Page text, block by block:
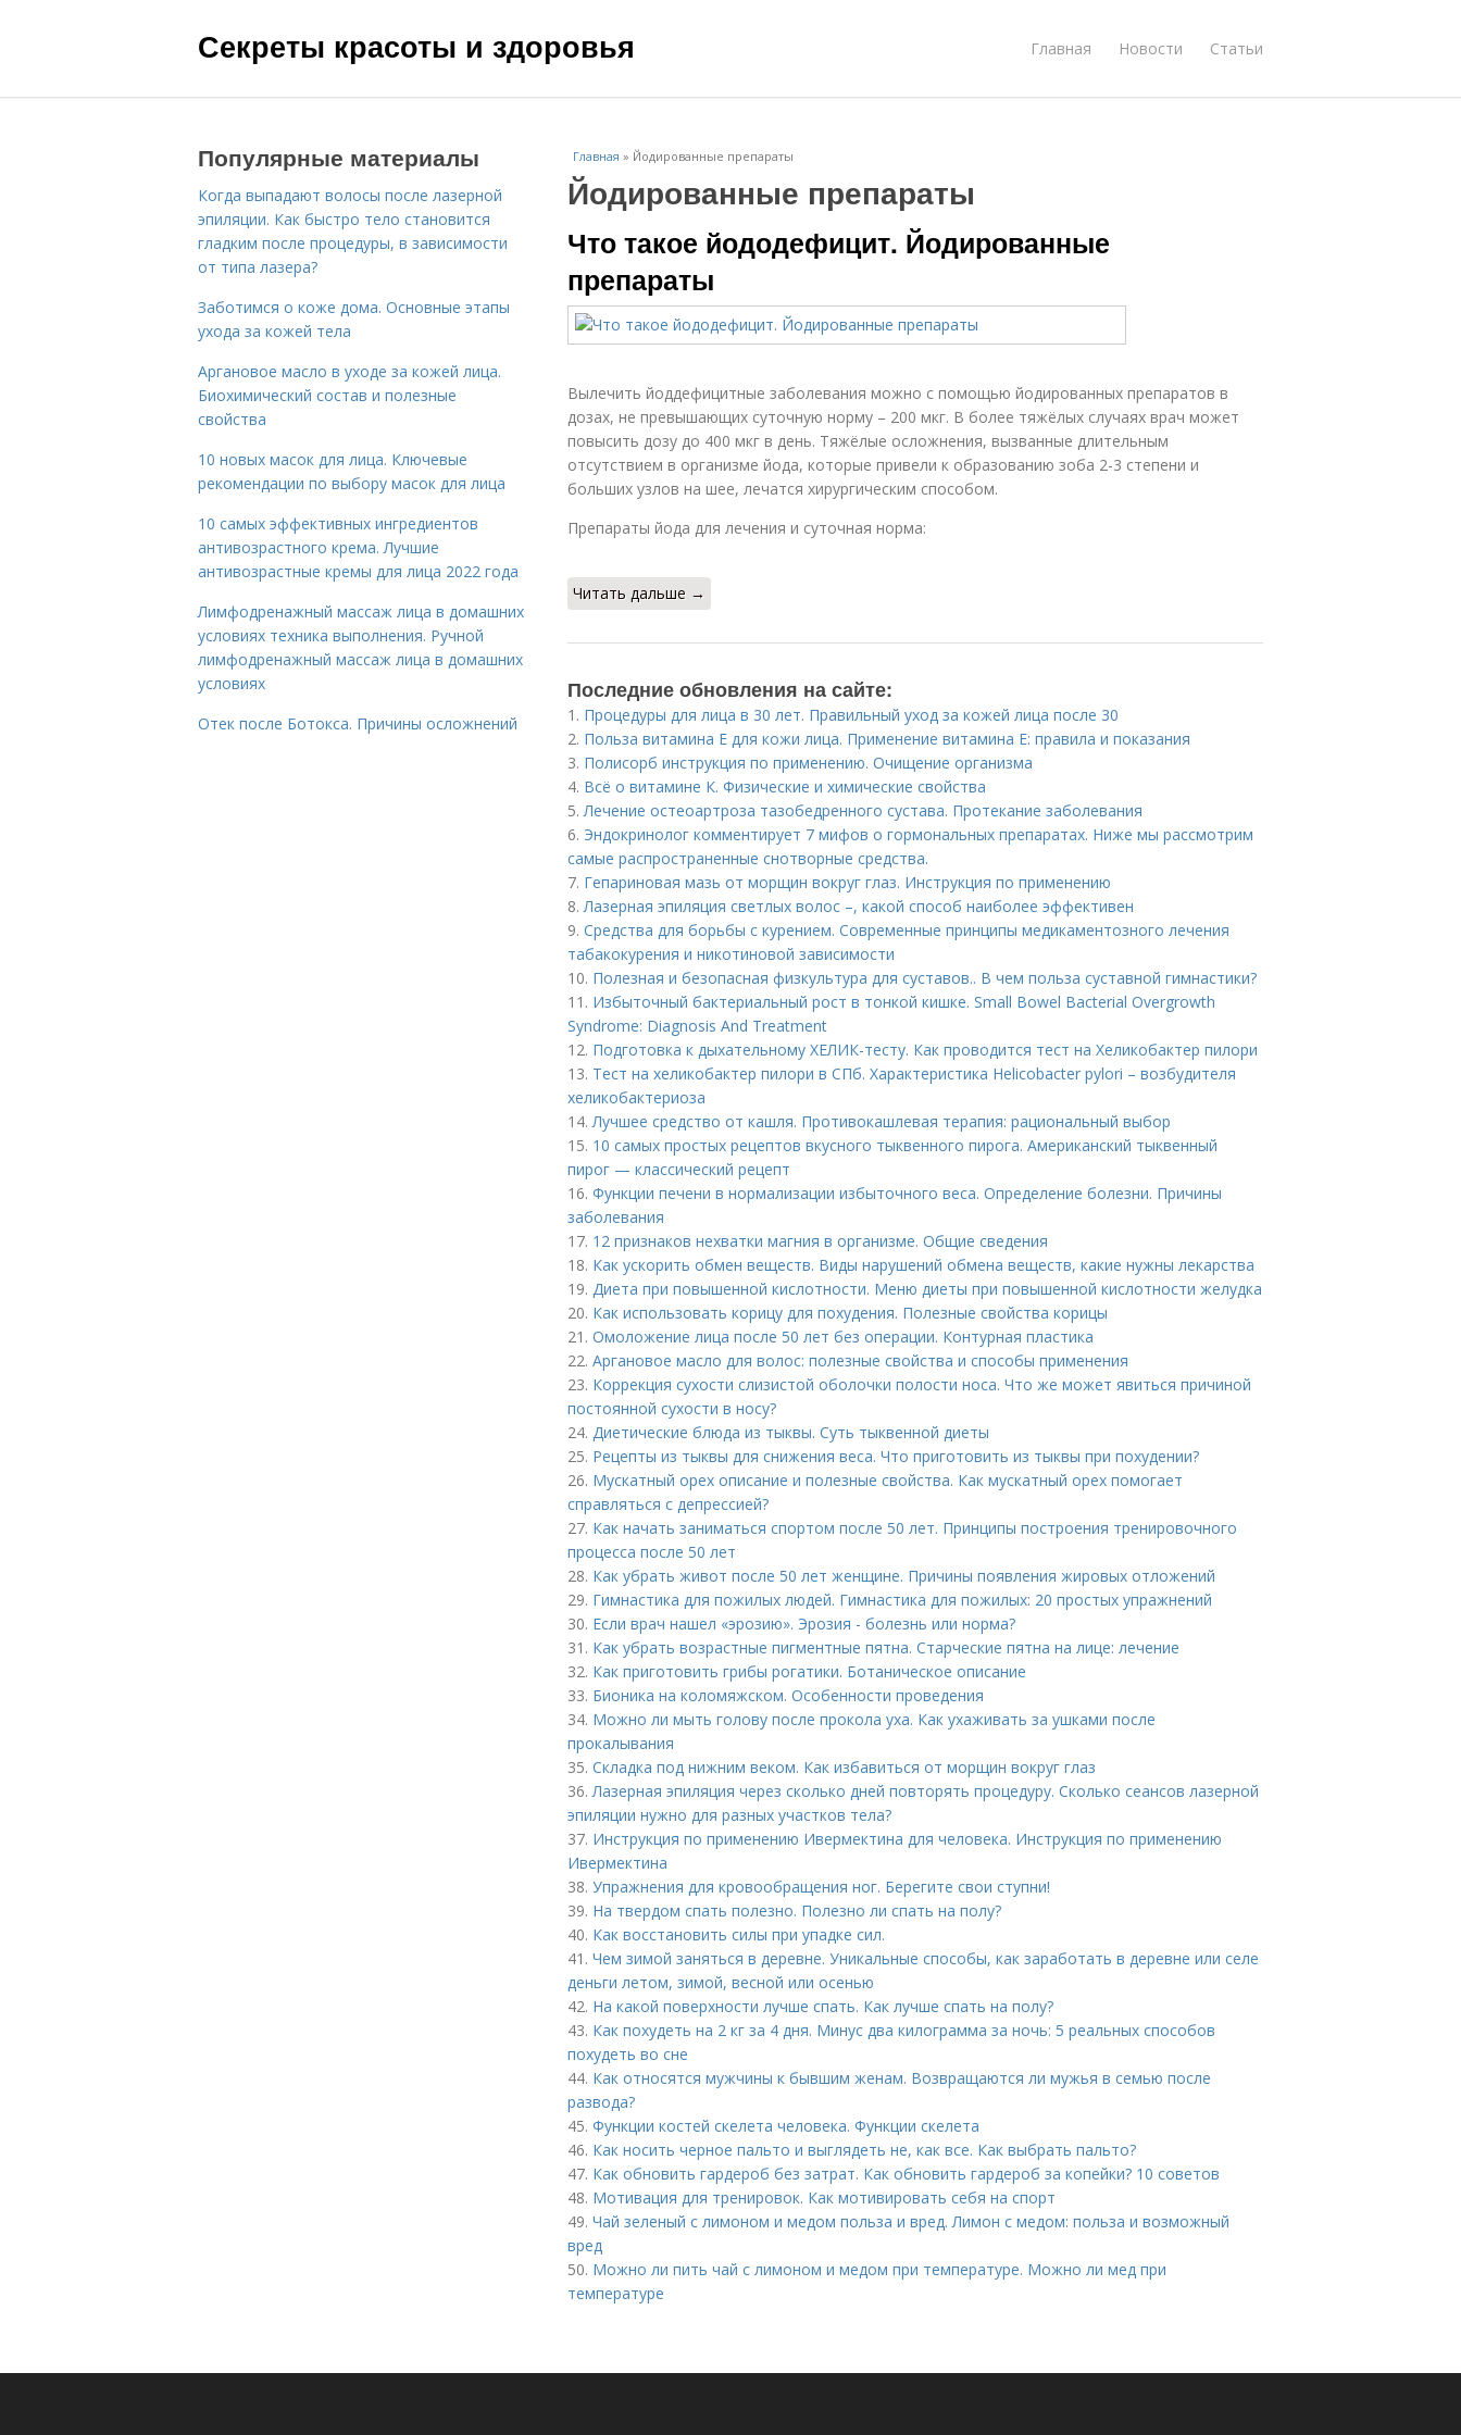
Секреты красоты и здоровья Главная Новости Статьи
Главная » Йодированные препараты
Йодированные препараты
Что такое йододефицит. Йодированные
препараты
Вылечить йоддефицитные заболевания можно с помощью йодированных препаратов в
дозах, не превышающих суточную норму – 200 мкг. В более тяжёлых случаях врач может
повысить дозу до 400 мкг в день. Тяжёлые осложнения, вызванные длительным
отсутствием в организме йода, которые привели к образованию зоба 2-3 степени и
больших узлов на шее, лечатся хирургическим способом.
Препараты йода для лечения и суточная норма:
Читать дальше →
Последние обновления на сайте:
1. Процедуры для лица в 30 лет. Правильный уход за кожей лица после 30
2. Польза витамина Е для кожи лица. Применение витамина E: правила и показания
3. Полисорб инструкция по применению. Очищение организма
4. Всё о витамине К. Физические и химические свойства
5.Лечение остеоартроза тазобедренного сустава. Протекание заболевания
6. Эндокринолог комментирует 7 мифов о гормональных препаратах. Ниже мы рассмотрим
самые распространенные снотворные средства.
7. Гепариновая мазь от морщин вокруг глаз. Инструкция по применению
8.Лазерная эпиляция светлых волос –, какой способ наиболее эффективен
9. Средства для борьбы с курением. Современные принципы медикаментозного лечения
табакокурения и никотиновой зависимости
10. Полезная и безопасная физкультура для суставов.. В чем польза суставной гимнастики?
11. Избыточный бактериальный рост в тонкой кишке. Small Bowel Bacterial Overgrowth
Syndrome: Diagnosis And Treatment
12. Подготовка к дыхательному ХЕЛИК-тесту. Как проводится тест на Хеликобактер пилори
13. Тест на хеликобактер пилори в СПб. Характеристика Helicobacter pylori – возбудителя
хеликобактериоза
14.Лучшее средство от кашля. Противокашлевая терапия: рациональный выбор
15. 10 самых простых рецептов вкусного тыквенного пирога. Американский тыквенный
пирог — классический рецепт
16. Функции печени в нормализации избыточного веса. Определение болезни. Причины
заболевания
17. 12 признаков нехватки магния в организме. Общие сведения
18. Как ускорить обмен веществ. Виды нарушений обмена веществ, какие нужны лекарства
19. Диета при повышенной кислотности. Меню диеты при повышенной кислотности желудка
20. Как использовать корицу для похудения. Полезные свойства корицы
21. Омоложение лица после 50 лет без операции. Контурная пластика
22. Аргановое масло для волос: полезные свойства и способы применения
23. Коррекция сухости слизистой оболочки полости носа. Что же может явиться причиной
постоянной сухости в носу?
24. Диетические блюда из тыквы. Суть тыквенной диеты
25. Рецепты из тыквы для снижения веса. Что приготовить из тыквы при похудении?
26. Мускатный орех описание и полезные свойства. Как мускатный орех помогает
справляться с депрессией?
27. Как начать заниматься спортом после 50 лет. Принципы построения тренировочного
процесса после 50 лет
28. Как убрать живот после 50 лет женщине. Причины появления жировых отложений
29. Гимнастика для пожилых людей. Гимнастика для пожилых: 20 простых упражнений
30. Если врач нашел «эрозию». Эрозия - болезнь или норма?
31. Как убрать возрастные пигментные пятна. Старческие пятна на лице: лечение
32. Как приготовить грибы рогатики. Ботаническое описание
33. Бионика на коломяжском. Особенности проведения
34. Можно ли мыть голову после прокола уха. Как ухаживать за ушками после
прокалывания
35. Складка под нижним веком. Как избавиться от морщин вокруг глаз
36.Лазерная эпиляция через сколько дней повторять процедуру. Сколько сеансов лазерной
эпиляции нужно для разных участков тела?
37. Инструкция по применению Ивермектина для человека. Инструкция по применению
Ивермектина
38. Упражнения для кровообращения ног. Берегите свои ступни!
39. На твердом спать полезно. Полезно ли спать на полу?
40. Как восстановить силы при упадке сил.
41. Чем зимой заняться в деревне. Уникальные способы, как заработать в деревне или селе
деньги летом, зимой, весной или осенью
42. На какой поверхности лучше спать. Как лучше спать на полу?
43. Как похудеть на 2 кг за 4 дня. Минус два килограмма за ночь: 5 реальных способов
похудеть во сне
44. Как относятся мужчины к бывшим женам. Возвращаются ли мужья в семью после
развода?
45. Функции костей скелета человека. Функции скелета
46. Как носить черное пальто и выглядеть не, как все. Как выбрать пальто?
47. Как обновить гардероб без затрат. Как обновить гардероб за копейки? 10 советов
48. Мотивация для тренировок. Как мотивировать себя на спорт
49. Чай зеленый с лимоном и медом польза и вред. Лимон с медом: польза и возможный
вред
50. Можно ли пить чай с лимоном и медом при температуре. Можно ли мед при
температуре
Популярные материалы
Когда выпадают волосы после лазерной
эпиляции. Как быстро тело становится
гладким после процедуры, в зависимости
от типа лазера?
Заботимся о коже дома. Основные этапы
ухода за кожей тела
Аргановое масло в уходе за кожей лица.
Биохимический состав и полезные
свойства
10 новых масок для лица. Ключевые
рекомендации по выбору масок для лица
10 самых эффективных ингредиентов
антивозрастного крема. Лучшие
антивозрастные кремы для лица 2022 года
Лимфодренажный массаж лица в домашних
условиях техника выполнения. Ручной
лимфодренажный массаж лица в домашних
условиях
Отек после Ботокса. Причины осложнений